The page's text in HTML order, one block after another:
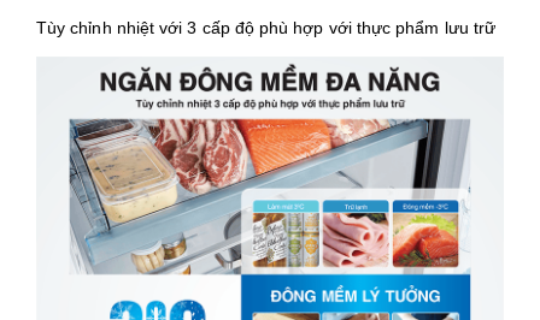
Tùy chỉnh nhiệt với 3 cấp độ phù hợp với thực phẩm lưu trữ